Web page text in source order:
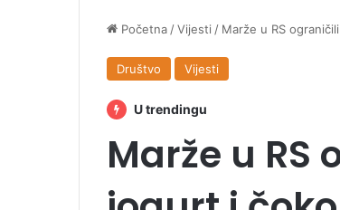
Početna /Vijesti / Marže u RS
Društvo Vijesti
U trendingu
Marže u